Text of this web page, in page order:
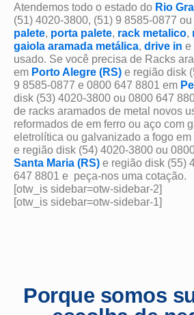
Atendemos todo o estado do Rio
(51) 4020-3800, (51) 9 8585-0877
palete, porta palete, rack metalico,
gaiola aramada metálica, drive in e
usado. Se você precisa de Racks
em Porto Alegre (RS) e região disk
9 8585-0877 e 0800 647 8801 em
disk (53) 4020-3800 ou 0800 647
de racks aramados de metal novos
reformados de em ferro ou aço com
eletrolítica ou galvanizado a fogo em
e região disk (54) 4020-3800 ou
Santa Maria (RS) e região disk (55)
647 8801 e peça-nos uma cotação.
[otw_is sidebar=otw-sidebar-2]
[otw_is sidebar=otw-sidebar-1]
Porque somos